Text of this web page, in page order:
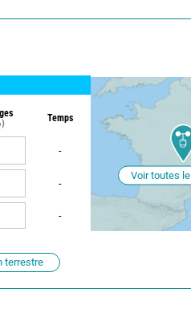
Temps
-
-
-
Voir toutes
terrestre